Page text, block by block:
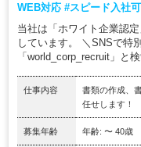
WEB対応 #スピード入社
当社は「ホワイト企業認
しています。 ＼SNSで特
「world_corp_recruit」と
仕事内容
書類の作成、
任せします！
募集年齢 年齢: 〜 40歳